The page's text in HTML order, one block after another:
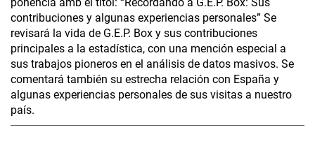
contribuciones y algunas experiencias personales” Se
revisará la vida de G.E.P. Box y sus contribuciones
principales a la estadística, con una mención especial a
sus trabajos pioneros en el análisis de datos masivos. Se
comentará también su estrecha relación con España y
algunas experiencias personales de sus visitas a nuestro
país.